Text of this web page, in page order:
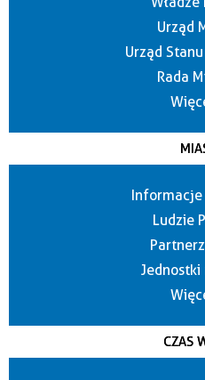
Urząd
Urząd
Rada
Ludzie
CZAS